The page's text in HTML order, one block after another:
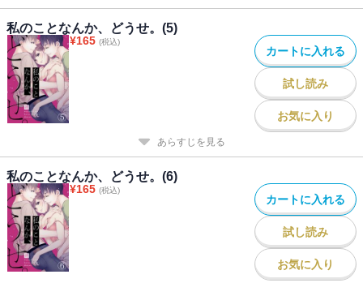
私のことなんか、どうせ。(5)
¥165 (税込)
カートに入れる
試し読み
お気に入り
あらすじを見る
私のことなんか、どうせ。(6)
¥165 (税込)
カートに入れる
試し読み
お気に入り